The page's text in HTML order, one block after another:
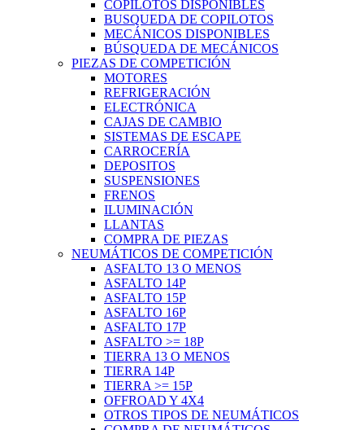
COPILOTOS DISPONIBLES
BUSQUEDA DE COPILOTOS
MECÁNICOS DISPONIBLES
BÚSQUEDA DE MECÁNICOS
PIEZAS DE COMPETICIÓN
MOTORES
REFRIGERACIÓN
ELECTRÓNICA
CAJAS DE CAMBIO
SISTEMAS DE ESCAPE
CARROCERÍA
DEPOSITOS
SUSPENSIONES
FRENOS
ILUMINACIÓN
LLANTAS
COMPRA DE PIEZAS
NEUMÁTICOS DE COMPETICIÓN
ASFALTO 13 O MENOS
ASFALTO 14P
ASFALTO 15P
ASFALTO 16P
ASFALTO 17P
ASFALTO >= 18P
TIERRA 13 O MENOS
TIERRA 14P
TIERRA >= 15P
OFFROAD Y 4X4
OTROS TIPOS DE NEUMÁTICOS